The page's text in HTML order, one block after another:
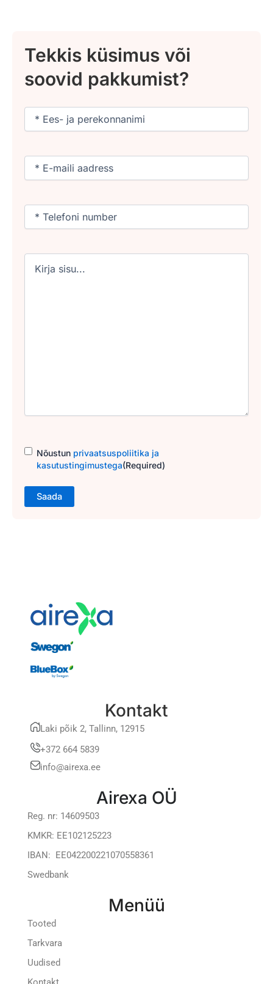
Tekkis küsimus või
soovid pakkumist?
Nimi
Email
Phone
Untitled
Consent(Required)
Nõustun privaatsuspoliitika ja
kasutustingimustega(Required)
Kontakt
Laki põik 2, Tallinn, 12915
+372 664 5839
info@airexa.ee
Airexa OÜ
Reg. nr: 14609503
KMKR: EE102125223
IBAN: EE042200221070558361
Swedbank
Menüü
Tooted
Tarkvara
Uudised